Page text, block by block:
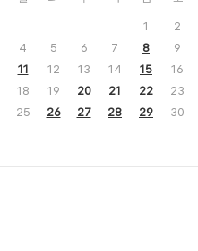
1
2
4 5 6 7 8
9
11 12 13 14 15
16
18 19 20 21 22
23
25 26 27 28 29
30